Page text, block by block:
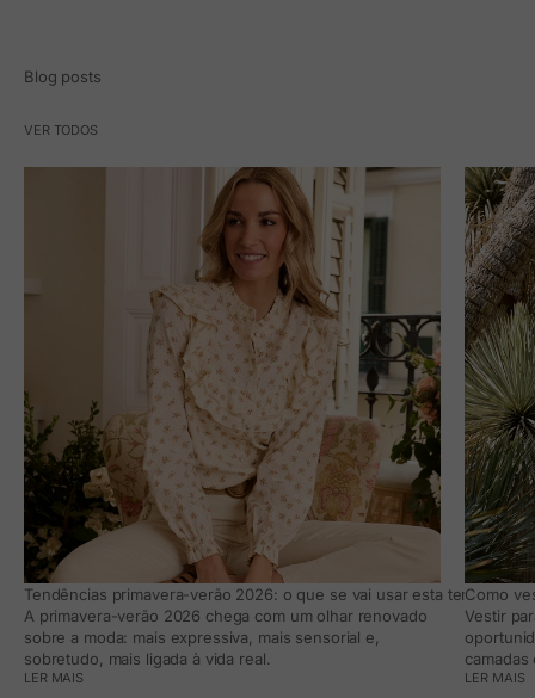
Blog posts
VER TODOS
Tendências primavera-verão 2026: o que se vai usar esta temporada
A primavera-verão 2026 chega com um olhar renovado
sobre a moda: mais expressiva, mais sensorial e,
sobretudo, mais ligada à vida real.
LER MAIS
Como
Vestir
LER MAIS